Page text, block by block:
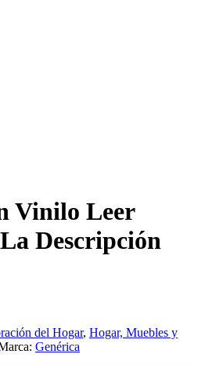
Vinilo Leer
Descripción
del Hogar, Hogar, Muebles y
Genérica